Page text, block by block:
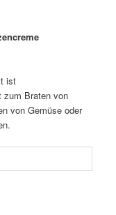
ist
zum Braten von
von Gemüse oder